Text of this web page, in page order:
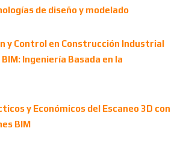
de diseño y modelado
y Control en Construcción Industrial
Ingeniería Basada en la
y Económicos del Escaneo 3D con
BIM